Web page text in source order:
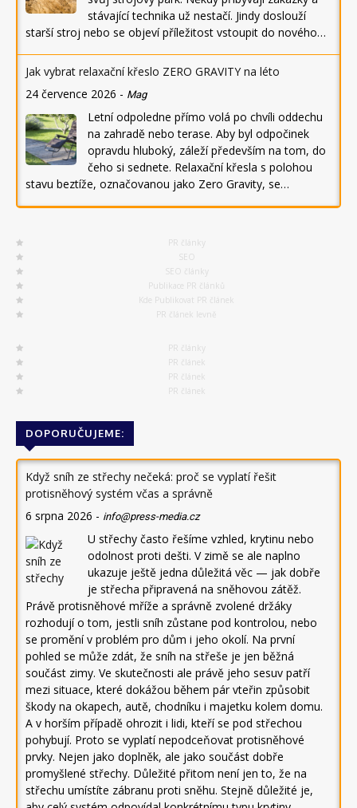
stávající technika už nestačí. Jindy doslouží
starší stroj nebo se objeví příležitost vstoupit do nového…
Jak vybrat relaxační křeslo ZERO GRAVITY na léto
24 července 2026 - Mag
Letní odpoledne přímo volá po chvíli oddechu
na zahradě nebo terase. Aby byl odpočinek
opravdu hluboký, záleží především na tom, do
čeho si sednete. Relaxační křesla s polohou
stavu beztíže, označovanou jako Zero Gravity, se…
PR články
SEO
SEO články
Publikace PR článků
Kde Publikovat PR článek
PR článek levně
PR články
PR článek
PR článek
PR článek
DOPORUČUJEME:
Když sníh ze střechy nečeká: proč se vyplatí řešit
protisněhový systém včas a správně
6 srpna 2026 - info@press-media.cz
U střechy často řešíme vzhled, krytinu nebo
odolnost proti dešti. V zimě se ale naplno
ukazuje ještě jedna důležitá věc — jak dobře
je střecha připravená na sněhovou zátěž.
Právě protisněhové mříže a správně zvolené držáky
rozhodují o tom, jestli sníh zůstane pod kontrolou, nebo
se promění v problém pro dům i jeho okolí. Na první
pohled se může zdát, že sníh na střeše je jen běžná
součást zimy. Ve skutečnosti ale právě jeho sesuv patří
mezi situace, které dokážou během pár vteřin způsobit
škody na okapech, autě, chodníku i majetku kolem domu.
A v horším případě ohrozit i lidi, kteří se pod střechou
pohybují. Proto se vyplatí nepodceňovat protisněhové
prvky. Nejen jako doplněk, ale jako součást dobře
promyšlené střechy. Důležité přitom není jen to, že na
střechu umístíte zábranu proti sněhu. Stejně důležité je,